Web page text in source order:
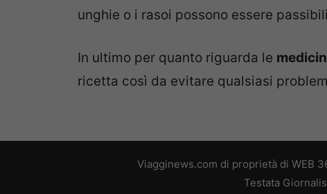
unghie o i rasoi possono essere
In ultimo per quanto riguarda le
ricetta così da evitare qualsiasi
Viagginews.com di proprietà di WEB
Testata